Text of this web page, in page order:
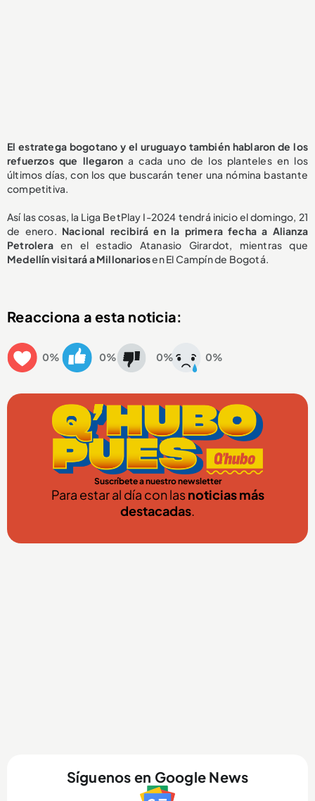
El estratega bogotano y el uruguayo también hablaron de los
refuerzos que llegarona cada uno de los planteles en los
últimos días, con los que buscarán tener una nómina bastante
competitiva.
Así las cosas, la Liga BetPlay I-2024 tendrá inicio el domingo, 21
de enero. Nacional recibirá en la primera fecha a Alianza
Petroleraen el estadio Atanasio Girardot, mientras que
Medellín visitará a Millonariosen El Campín de Bogotá.
Reacciona a esta noticia:
0% 0% 0% 0%
Suscríbete a nuestro newsletter
Para estar al día con lasnoticias más
destacadas.
Síguenos en Google News